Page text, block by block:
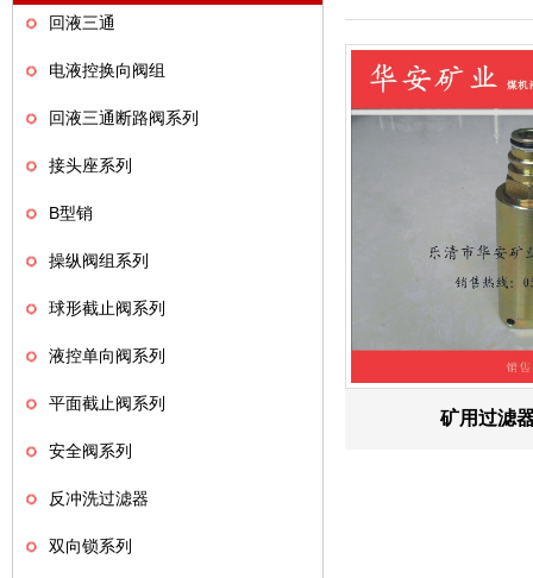
回液三通
电液控换向阀组
回液三通断路阀系列
接头座系列
B型销
操纵阀组系列
球形截止阀系列
液控单向阀系列
平面截止阀系列
安全阀系列
反冲洗过滤器
双向锁系列
矿用过滤